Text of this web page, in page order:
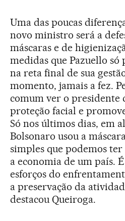
Uma das poucas
novo ministro será a
máscaras e de
medidas que Pazuello só
na reta final de sua
momento, jamais a fez.
comum ver o presidente
proteção facial e
Só nos últimos dias, em
Bolsonaro usou a
simples que podemos
a economia de um país.
esforços do
a preservação da
destacou Queiroga.